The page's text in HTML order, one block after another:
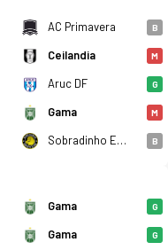
AC Primavera B
Ceilandia M
Aruc DF G
Gama M
Sobradinho EC DF B
Gama G
Gama G